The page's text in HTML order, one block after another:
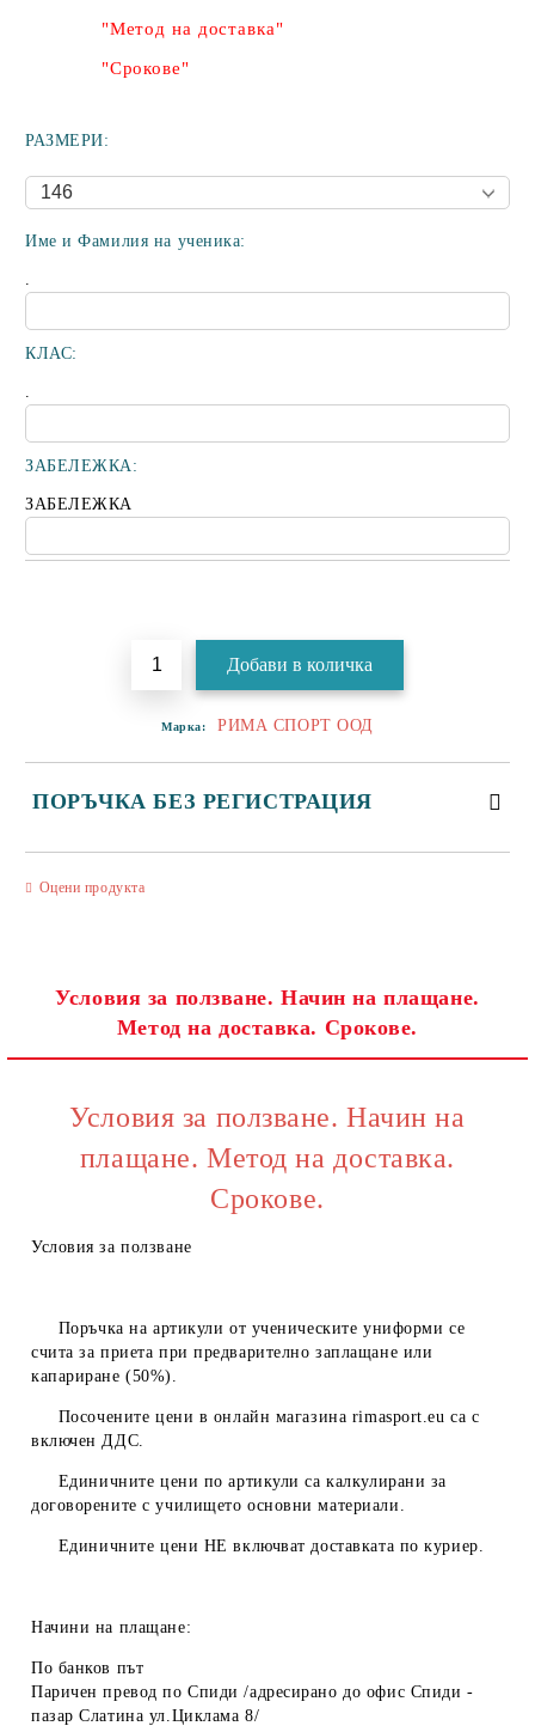
"Метод на доставка"
"Срокове"
РАЗМЕРИ:
Име и Фамилия на ученика:
КЛАС:
ЗАБЕЛЕЖКА:
ЗАБЕЛЕЖКА
Марка: РИМА СПОРТ ООД
ПОРЪЧКА БЕЗ РЕГИСТРАЦИЯ
Съгласен съм сПолитиката за лични данни
Оцени продукта
Условия за ползване. Начин на плащане.
Метод на доставка. Срокове.
Условия за ползване. Начин на
плащане. Метод на доставка.
Срокове.
Условия за ползване
Поръчка на артикули от ученическите униформи се
счита за приета при предварително заплащане или
капариране (50%).
Посочените цени в онлайн магазина rimasport.eu са с
включен ДДС.
Единичните цени по артикули са калкулирани за
договорените с училището основни материали.
Единичните цени НЕвключват доставката по куриер.
Начини на плащане:
По банков път
Паричен превод по Спиди /адресирано до офис Спиди -
пазар Слатина ул.Циклама 8/